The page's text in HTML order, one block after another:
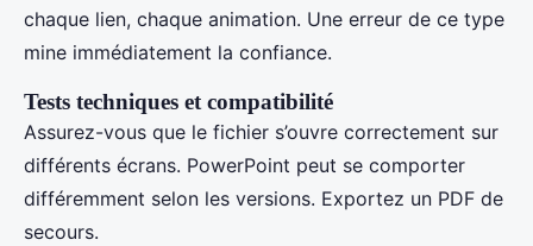
chaque lien, chaque animation. Une erreur de ce type
mine immédiatement la confiance.
Tests techniques et compatibilité
Assurez-vous que le fichier s’ouvre correctement sur
différents écrans. PowerPoint peut se comporter
différemment selon les versions. Exportez un PDF de
secours.